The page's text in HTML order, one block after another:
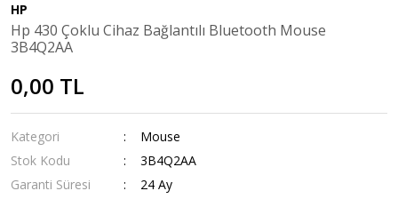
HP
Hp 430 Çoklu Cihaz Bağlantılı Bluetooth Mouse
3B4Q2AA
0,00 TL
Kategori
Mouse
Stok Kodu
3B4Q2AA
Garanti Süresi
24 Ay